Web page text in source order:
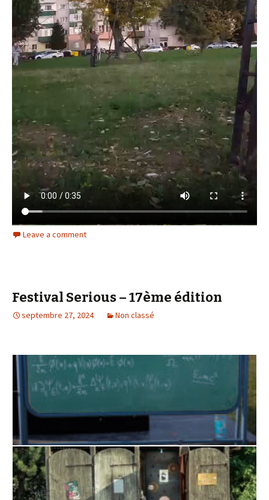
Leave a comment
Festival Serious – 17ème édition
septembre 27, 2024 Non classé